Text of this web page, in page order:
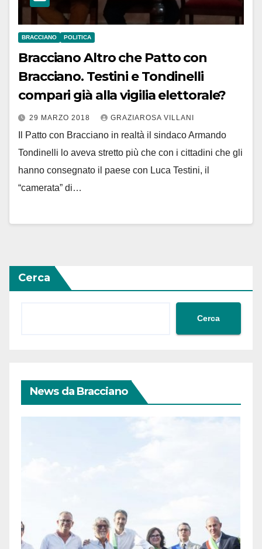
BRACCIANO POLITICA
Bracciano Altro che Patto con
Bracciano. Testini e Tondinelli
compari già alla vigilia elettorale?
29 MARZO 2018 GRAZIAROSA VILLANI
Il Patto con Bracciano in realtà il sindaco Armando
Tondinelli lo aveva stretto più che con i cittadini che gli
hanno consegnato il paese con Luca Testini, il
“camerata” di…
Cerca
Cerca
News da Bracciano